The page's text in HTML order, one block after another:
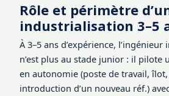
Rôle et périmètre
industrialisation 3–5
À 3–5 ans d’expérience,
n’est plus au stade junior : il pilote
en autonomie (poste de travail,
introduction d’un nouveau réf.)